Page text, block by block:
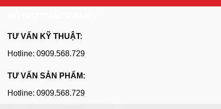
TƯ VẤN KỸ THUẬT:
Hotline: 0909.568.729
TƯ VẤN SẢN PHẨM:
Hotline: 0909.568.729